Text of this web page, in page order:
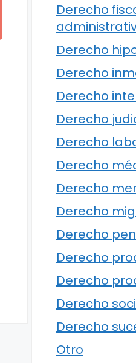
Derecho
Derecho
Derecho
Derecho
Derecho
Derecho
Derecho
Derecho
Derecho
Derecho
Derecho
Derecho
Derecho
Derecho
Otro